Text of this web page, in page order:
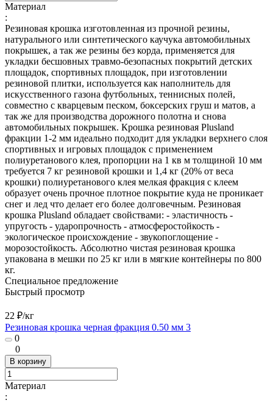
Материал
:
Резиновая крошка изготовленная из прочной резины,
натурального или синтетического каучука автомобильных
покрышек, а так же резины без корда, применяется для
укладки бесшовных травмо-безопасных покрытий детских
площадок, спортивных площадок, при изготовлении
резиновой плитки, используется как наполнитель для
искусственного газона футбольных, теннисных полей,
совместно с кварцевым песком, боксерских груш и матов, а
так же для производства дорожного полотна и снова
автомобильных покрышек. Крошка резиновая Plusland
фракции 1-2 мм идеально подходит для укладки верхнего слоя
спортивных и игровых площадок с применением
полиуретанового клея, пропорции на 1 кв м толщиной 10 мм
требуется 7 кг резиновой крошки и 1,4 кг (20% от веса
крошки) полиуретанового клея мелкая фракция с клеем
образует очень прочное плотное покрытие куда не проникает
снег и лед что делает его более долговечным. Резиновая
крошка Plusland обладает свойствами: - эластичность -
упругость - ударопрочность - атмосферостойкость -
экологическое происхождение - звукопоглощение -
морозостойкость. Абсолютно чистая резиновая крошка
упакована в мешки по 25 кг или в мягкие контейнеры по 800
кг.
Специальное предложение
Быстрый просмотр
22 ₽/кг
Резиновая крошка черная фракция 0.50 мм 3
0
0
В корзину
Материал
: